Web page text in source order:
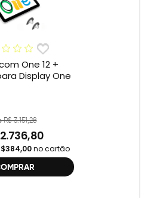
One 12 +
Display One
R$ 3.151,28
no cartão